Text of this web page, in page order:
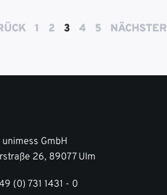
1 2 3 4 5 NÄCHSTER
unimess GmbH
26, 89077 Ulm
(0) 731 1431 - 0